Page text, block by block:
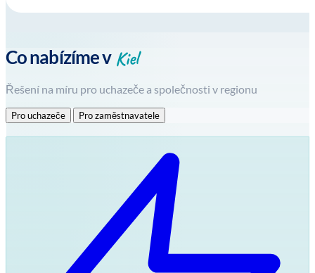
Co nabízíme v Kiel
Řešení na míru pro uchazeče a společnosti v regionu
Pro uchazeče Pro zaměstnavatele